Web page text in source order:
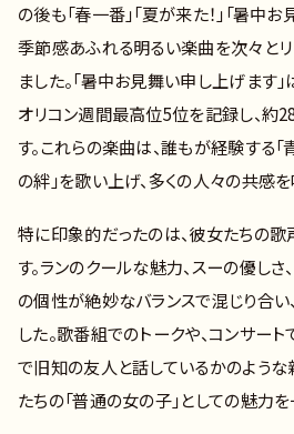
の後も「春一番」「夏が来た！」「暑中
季節感あふれる明るい楽曲を次々とリ
ました。「暑中お見舞い申し上げます
オリコン週間最高位5位を記録し、約
す。これらの楽曲は、誰もが経験する「
の絆」を歌い上げ、多くの人々の共感を
特に印象的だったのは、彼女たちの
す。ランのクールな魅力、スーの優し
の個性が絶妙なバランスで混じり合い
した。歌番組でのトークや、コンサー
で旧知の友人と話しているかのよう
たちの「普通の女の子」としての魅力